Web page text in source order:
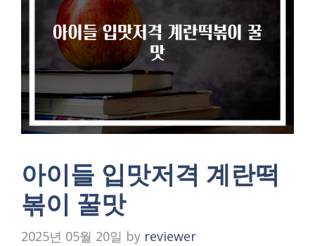
아이들 입맛저격 계란떡
볶이 꿀맛
2025년 05월 20일 by reviewer